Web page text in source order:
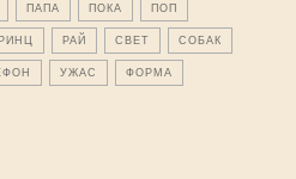
ПАПА ПОКА ПОП
РАЙ СВЕТ СОБАК
УЖАС ФОРМА